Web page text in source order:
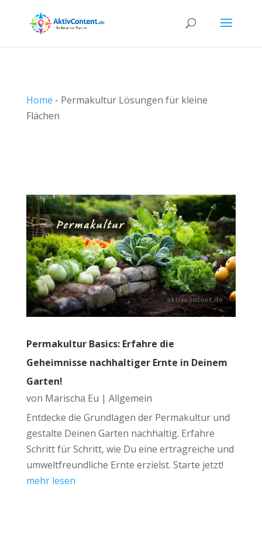
Home - Permakultur Lösungen für kleine
Flächen
Permakultur Basics: Erfahre die
Geheimnisse nachhaltiger Ernte in Deinem
Garten!
von Marischa Eu | Allgemein
Entdecke die Grundlagen der Permakultur und
gestalte Deinen Garten nachhaltig. Erfahre
Schritt für Schritt, wie Du eine ertragreiche und
umweltfreundliche Ernte erzielst. Starte jetzt!
mehr lesen